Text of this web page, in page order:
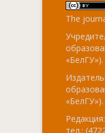
The
тел.: